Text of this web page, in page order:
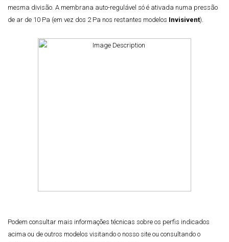
mesma divisão. A membrana auto-regulável só é ativada numa pressão
de ar de 10 Pa (em vez dos 2 Pa nos restantes modelos Invisivent).
Podem consultar mais informações técnicas sobre os perfis indicados
acima ou de outros modelos visitando o nosso site ou consultando o